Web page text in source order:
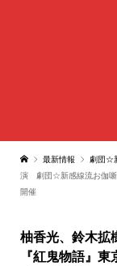
最新情報 劇団☆
演 劇団☆新感線流お伽噺
開催
柚香光、鈴木
『紅鬼物語』